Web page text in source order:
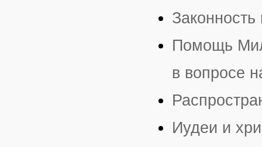
Законность
Помощь
в вопросе
Иудеи и